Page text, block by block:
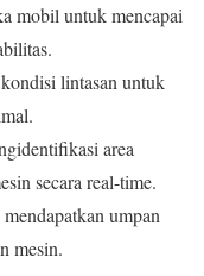
mobil untuk mencapai
lintasan untuk
area
secara real-time.
umpan
mesin.